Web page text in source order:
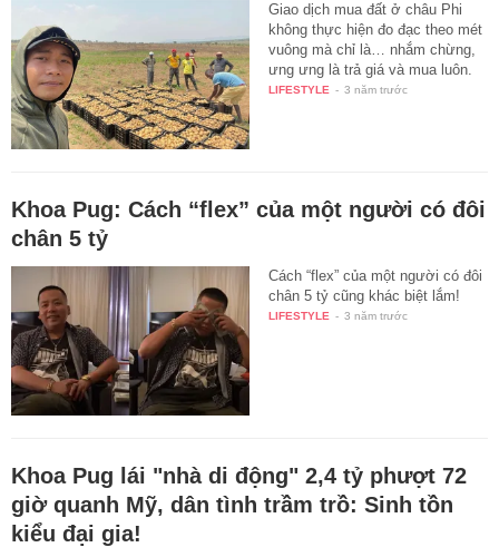
Giao dịch mua đất ở châu Phi
không thực hiện đo đạc theo mét
vuông mà chỉ là… nhắm chừng,
ưng ưng là trả giá và mua luôn.
LIFESTYLE - 3 năm trước
Khoa Pug: Cách “flex” của một người có đôi
chân 5 tỷ
Cách “flex” của một người có đôi
chân 5 tỷ cũng khác biệt lắm!
LIFESTYLE - 3 năm trước
Khoa Pug lái "nhà di động" 2,4 tỷ phượt 72
giờ quanh Mỹ, dân tình trầm trồ: Sinh tồn
kiểu đại gia!